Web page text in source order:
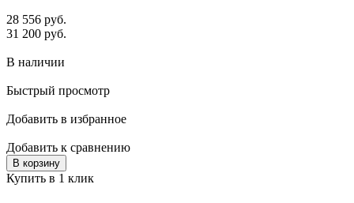
28 556 руб.
31 200 руб.
В наличии
Быстрый просмотр
Добавить в избранное
Добавить к сравнению
В корзину
Купить в 1 клик